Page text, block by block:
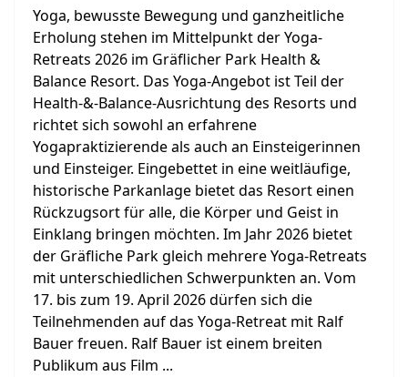
Yoga, bewusste Bewegung und ganzheitliche
Erholung stehen im Mittelpunkt der Yoga-
Retreats 2026 im Gräflicher Park Health &
Balance Resort. Das Yoga-Angebot ist Teil der
Health-&-Balance-Ausrichtung des Resorts und
richtet sich sowohl an erfahrene
Yogapraktizierende als auch an Einsteigerinnen
und Einsteiger. Eingebettet in eine weitläufige,
historische Parkanlage bietet das Resort einen
Rückzugsort für alle, die Körper und Geist in
Einklang bringen möchten. Im Jahr 2026 bietet
der Gräfliche Park gleich mehrere Yoga-Retreats
mit unterschiedlichen Schwerpunkten an. Vom
17. bis zum 19. April 2026 dürfen sich die
Teilnehmenden auf das Yoga-Retreat mit Ralf
Bauer freuen. Ralf Bauer ist einem breiten
Publikum aus Film ...